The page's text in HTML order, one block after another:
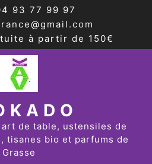
93 77 99 97
à partir de 150€
de table, ustensiles de
tisanes bio et parfums de
Grasse